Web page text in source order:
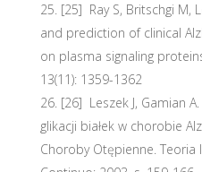
[25] Ray S, Britschgi M,
and prediction of clinical
on plasma signaling
13(11): 1359-1362
[26] Leszek J, Gamian
glikacji białek w chorobie
Choroby Otępienne. Teoria